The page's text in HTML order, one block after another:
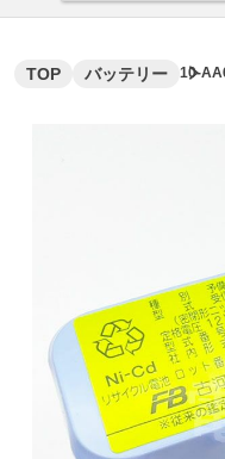
TOP バッテリー 10-